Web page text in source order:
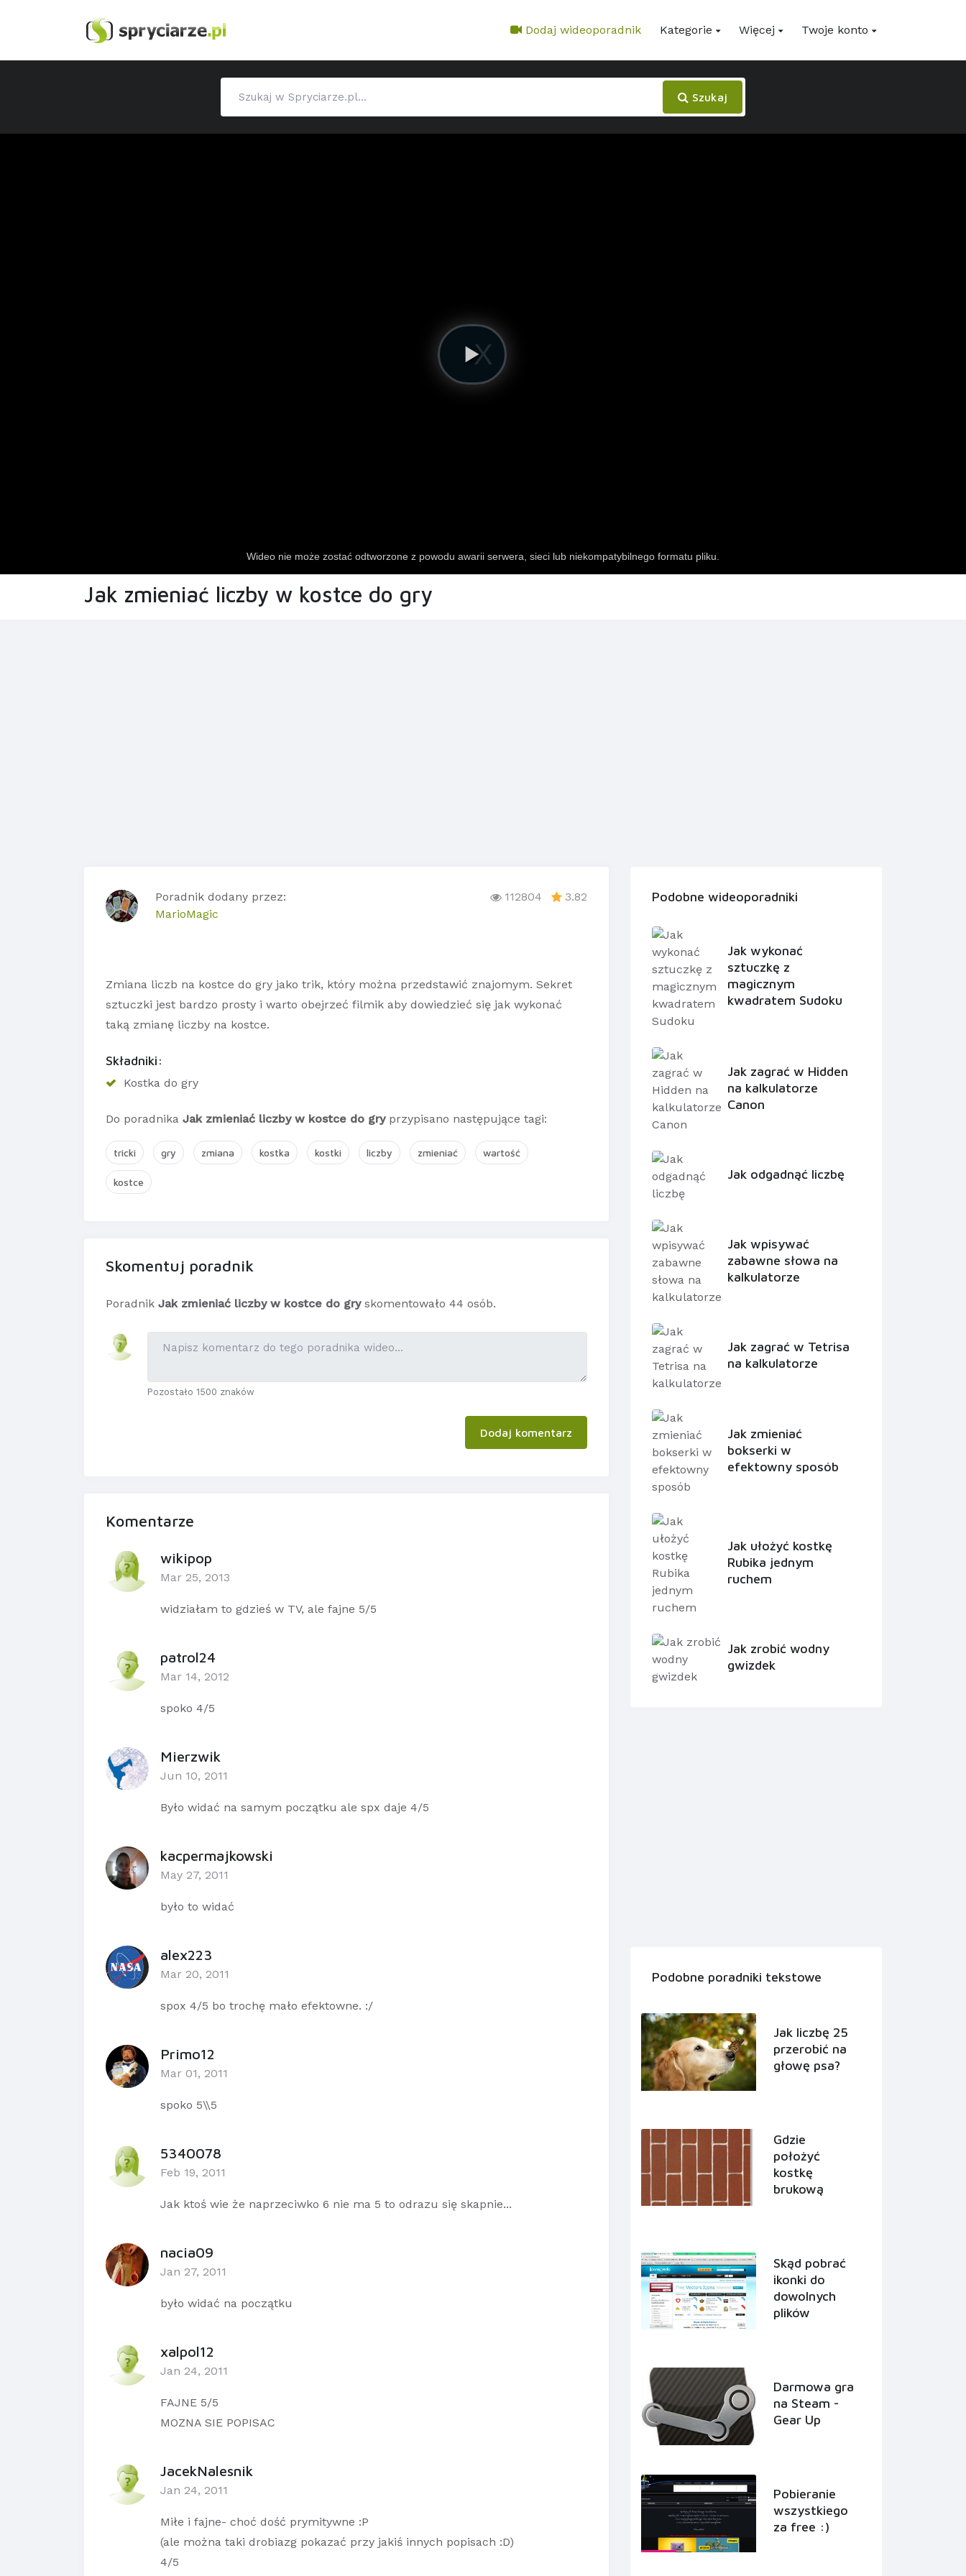
Dodaj wideoporadnik Kategorie Więcej Twoje konto
Szukaj
Jak zmieniać liczby w kostce do gry
Poradnik dodany przez:
MarioMagic
112804 3.82
Zmiana liczb na kostce do gry jako trik, który można przedstawić znajomym. Sekret
sztuczki jest bardzo prosty i warto obejrzeć filmik aby dowiedzieć się jak wykonać
taką zmianę liczby na kostce.
Składniki:
Kostka do gry
Do poradnika Jak zmieniać liczby w kostce do gryprzypisano następujące tagi:
tricki gry zmiana kostka kostki liczby zmieniać wartość
kostce
Skomentuj poradnik
Poradnik Jak zmieniać liczby w kostce do gryskomentowało 44 osób.
Pozostało 1500 znaków
Dodaj komentarz
Komentarze
wikipop
Mar 25, 2013
widziałam to gdzieś w TV, ale fajne 5/5
patrol24
Mar 14, 2012
spoko 4/5
Mierzwik
Jun 10, 2011
Było widać na samym początku ale spx daje 4/5
kacpermajkowski
May 27, 2011
było to widać
alex223
Mar 20, 2011
spox 4/5 bo trochę mało efektowne. :/
Primo12
Mar 01, 2011
spoko 5\\5
5340078
Feb 19, 2011
Jak ktoś wie że naprzeciwko 6 nie ma 5 to odrazu się skapnie...
nacia09
Jan 27, 2011
było widać na początku
xalpol12
Jan 24, 2011
FAJNE 5/5
MOZNA SIE POPISAC
JacekNalesnik
Jan 24, 2011
Miłe i fajne- choć dość prymitywne :P
(ale można taki drobiazg pokazać przy jakiś innych popisach :D)
4/5
Podobne wideoporadniki
Jak wykonać
sztuczkę z
magicznym
kwadratem Sudoku
Jak zagrać w Hidden
na kalkulatorze
Canon
Jak odgadnąć liczbę
Jak wpisywać
zabawne słowa na
kalkulatorze
Jak zagrać w Tetrisa
na kalkulatorze
Jak zmieniać
bokserki w
efektowny sposób
Jak ułożyć kostkę
Rubika jednym
ruchem
Jak zrobić wodny
gwizdek
Podobne poradniki tekstowe
Jak liczbę 25
przerobić na
głowę psa?
Gdzie
położyć
kostkę
brukową
Skąd pobrać
ikonki do
dowolnych
plików
Darmowa gra
na Steam -
Gear Up
Pobieranie
wszystkiego
za free :)